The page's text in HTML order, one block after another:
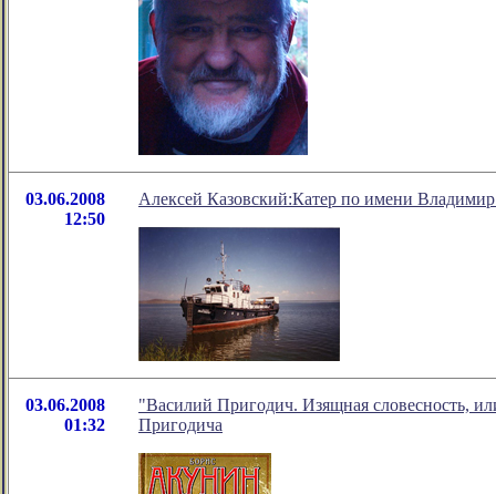
03.06.2008
12:50
Алексей Казовский:Катер по имени
03.06.2008
01:32
"Василий Пригодич. Изящная словесность,
Пригодича